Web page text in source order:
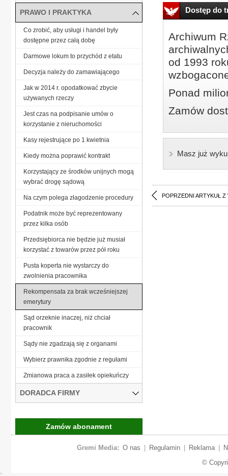
Dostęp do
Archiwum
od 1993
Ponad
Zamów
Masz już
POPRZEDNI ARTYKUŁ Z
PRAWO I PRAKTYKA
Co zrobić, aby usługi i handel były
dostępne przez całą dobę
Darmowe lokum to przychód z etatu
Decyzja należy do zamawiającego
Jak w 2014 r. opodatkować zbycie
używanych rzeczy
Jest czas na podpisanie umów o
korzystanie z nieruchomości
Kasy rejestrujące po 1 kwietnia
Kiedy można poprawić kontrakt
Korzystający ze środków unijnych mogą
wybrać drogę sądową
Na czym polega złagodzenie procedury
Podatnik może być reprezentowany
przez kilka osób
Przedsiębiorca nie będzie już musiał
korzystać z towarów przez pół roku
Pusta koperta nie wystarczy do
zwolnienia pracownika
Rekompensata za brak wcześniejszej
emerytury
Sąd orzeknie inaczej, niż chciał
pracownik
Sądy nie zgadzają się z organami
Wybierz prawnika zgodnie z regułami
Zmianowa praca a zasiłek opiekuńczy
DORADCA FIRMY
Zamów abonament
Gremi Media: O nas Regulamin Reklama
©